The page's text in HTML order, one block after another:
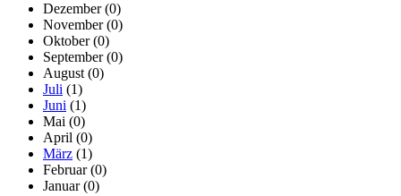
Dezember(0)
November(0)
Oktober(0)
September(0)
August(0)
Juli (1)
Juni (1)
Mai (0)
April (0)
März (1)
Februar(0)
Januar(0)